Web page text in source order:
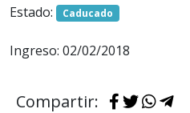
Estado: Caducado
Ingreso: 02/02/2018
Compartir: